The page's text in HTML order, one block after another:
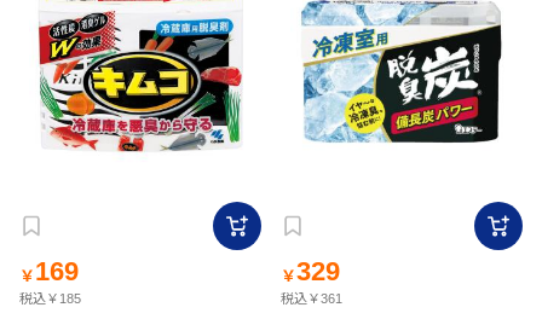
￥ 169
税込￥185
￥329
税込￥361